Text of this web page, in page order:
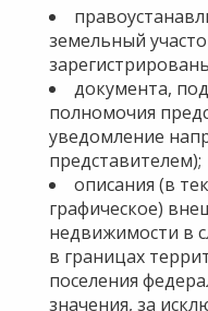
земельный
документа,
полномочия
уведомление
представителем);
описания (в
графическое)
недвижимости в
в границах
поселения
значения, за